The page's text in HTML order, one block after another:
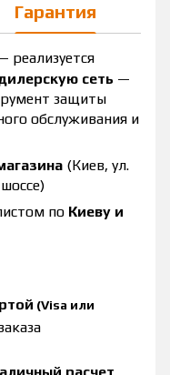
Гарантия
реализуется
сеть —
защиты
обслуживания и
(Киев, ул.
по Киеву и
(Visa или